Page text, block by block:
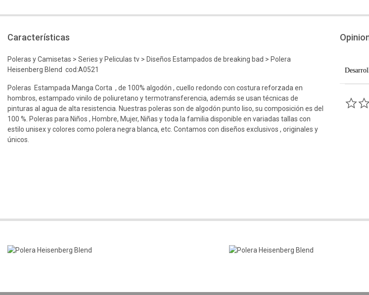
Características
Poleras y Camisetas > Series y Peliculas tv > Diseños Estampados de breaking bad > Polera
Heisenberg Blend cod:A0521
Poleras Estampada Manga Corta , de 100% algodón , cuello redondo con costura reforzada en
hombros, estampado vinilo de poliuretano y termotransferencia, además se usan técnicas de
pinturas al agua de alta resistencia. Nuestras poleras son de algodón punto liso, su composición es del
100 %. Poleras para Niños , Hombre, Mujer, Niñas y toda la familia disponible en variadas tallas con
estilo unisex y colores como polera negra blanca, etc. Contamos con diseños exclusivos , originales y
únicos.